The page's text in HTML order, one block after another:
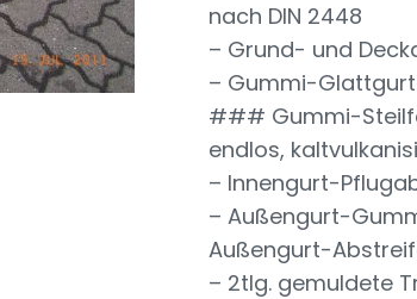
nach DIN 2448
– Grund- und
– Gummi-Glattgurt
### Gummi-
endlos,
– Innengurt-
– Außengurt-
Außengurt-
– 2tlg. gemuldete